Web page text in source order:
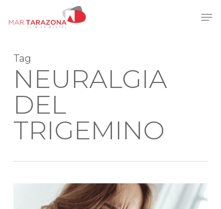
Tag
NEURALGIA
DEL
TRIGEMINO